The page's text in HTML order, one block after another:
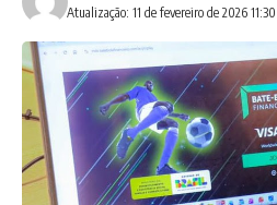
Atualização: 11 de fevereiro de 2026 11:30